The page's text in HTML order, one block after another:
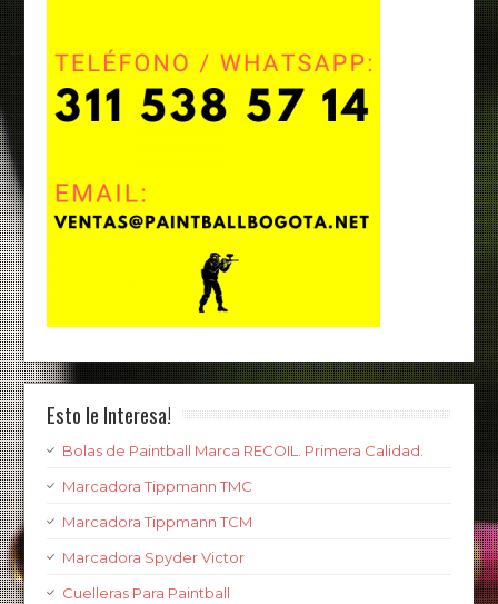
Esto le Interesa!
Bolas de Paintball Marca RECOIL. Primera Calidad.
Marcadora Tippmann TMC
Marcadora Tippmann TCM
Marcadora Spyder Victor
Cuelleras Para Paintball